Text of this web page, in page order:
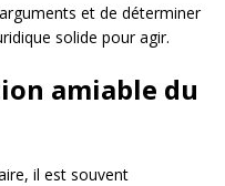
et de déterminer
solide pour agir.
amiable du
il est souvent